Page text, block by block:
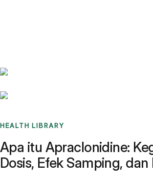
HEALTH LIBRARY
Apa itu Apraclonidine:
Dosis, Efek Samping, dan